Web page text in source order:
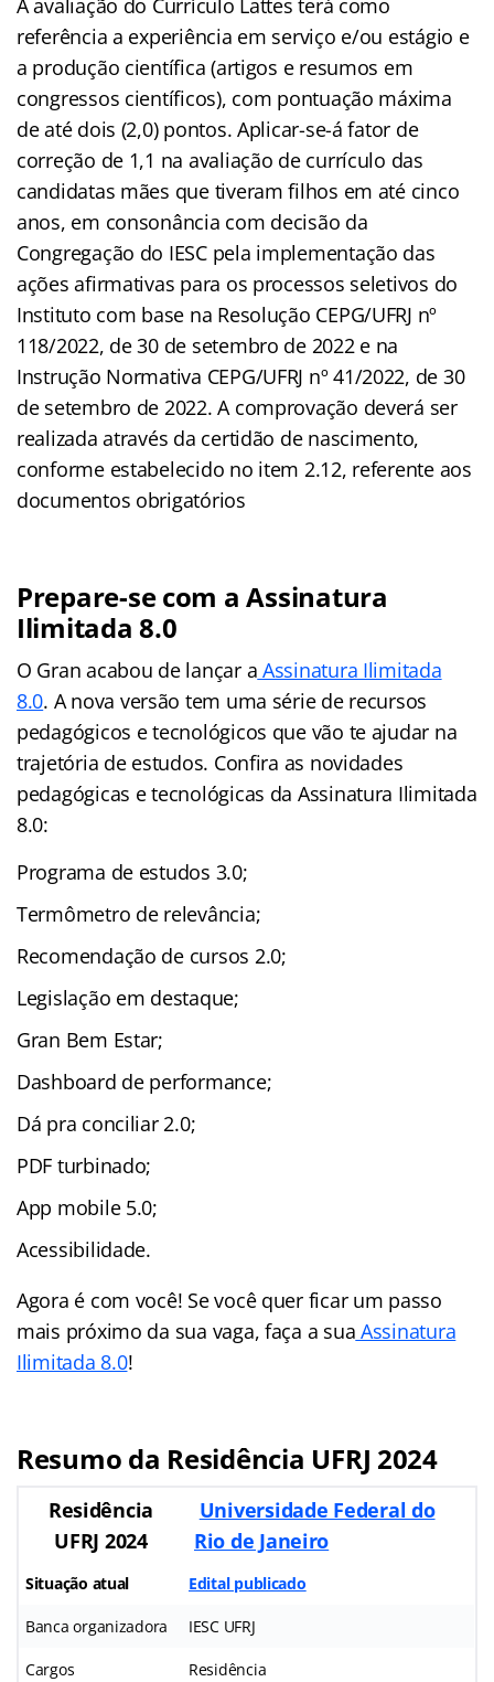
A avaliação do Currículo Lattes terá como
referência a experiência em serviço e/ou estágio e
a produção científica (artigos e resumos em
congressos científicos), com pontuação máxima
de até dois (2,0) pontos. Aplicar-se-á fator de
correção de 1,1 na avaliação de currículo das
candidatas mães que tiveram filhos em até cinco
anos, em consonância com decisão da
Congregação do IESC pela implementação das
ações afirmativas para os processos seletivos do
Instituto com base na Resolução CEPG/UFRJ nº
118/2022, de 30 de setembro de 2022 e na
Instrução Normativa CEPG/UFRJ nº 41/2022, de 30
de setembro de 2022. A comprovação deverá ser
realizada através da certidão de nascimento,
conforme estabelecido no item 2.12, referente aos
documentos obrigatórios
Prepare-se com a Assinatura
Ilimitada 8.0
O Gran acabou de lançar a Assinatura Ilimitada
8.0. A nova versão tem uma série de recursos
pedagógicos e tecnológicos que vão te ajudar na
trajetória de estudos. Confira as novidades
pedagógicas e tecnológicas da Assinatura Ilimitada
8.0:
Programa de estudos 3.0;
Termômetro de relevância;
Recomendação de cursos 2.0;
Legislação em destaque;
Gran Bem Estar;
Dashboard de performance;
Dá pra conciliar 2.0;
PDF turbinado;
App mobile 5.0;
Acessibilidade.
Agora é com você! Se você quer ficar um passo
mais próximo da sua vaga, faça a sua Assinatura
Ilimitada 8.0!
Resumo da Residência UFRJ 2024
Residência
UFRJ 2024
Universidade Federal do
Rio de Janeiro
Situação atual Edital publicado
Banca organizadora IESC UFRJ
Cargos Residência